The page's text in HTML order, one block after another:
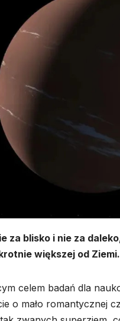
blisko i nie za
większej od Ziemi.
celem badań dla
o mało romantycznej